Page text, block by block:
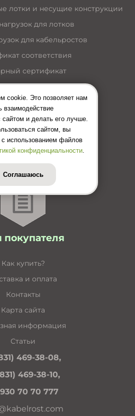
лотки и несущие конструкции
для лотков
для кабельростов
соответствия
сертификат
кабельные лотки
лестничные лотки
кабельные короба
конструкции
по монтажу лотков
(Прайс-лист)
покупателя
Как купить?
и оплата
Контакты
Карта сайта
информация
Статьи
469-38-08,
469-38-10,
70 70 777
cookie. Это позволяет нам
взаимодействие
сайтом и делать его лучше.
сайтом, вы
с использованием файлов
конфиденциальности.
Соглашаюсь